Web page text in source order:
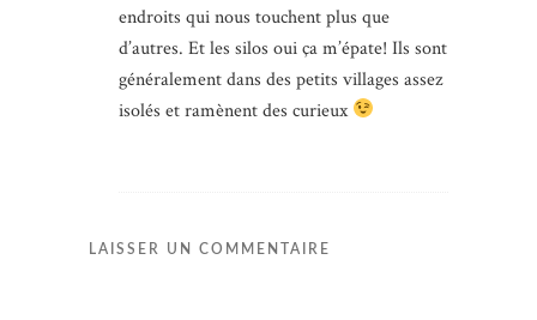
endroits qui nous touchent plus que
d’autres. Et les silos oui ça m’épate! Ils sont
généralement dans des petits villages assez
isolés et ramènent des curieux
LAISSER UN COMMENTAIRE